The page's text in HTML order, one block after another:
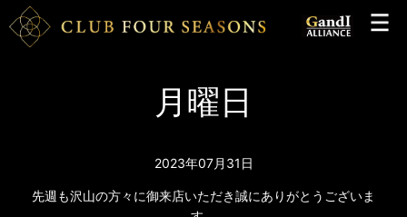
月曜日
2023年07月31日
先週も沢山の方々に御来店いただき誠にありがとうございま